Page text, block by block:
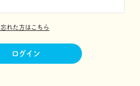
れた方はこちら
ログイン